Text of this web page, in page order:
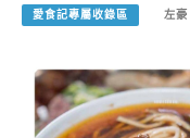
愛食記專屬收錄區 左豪